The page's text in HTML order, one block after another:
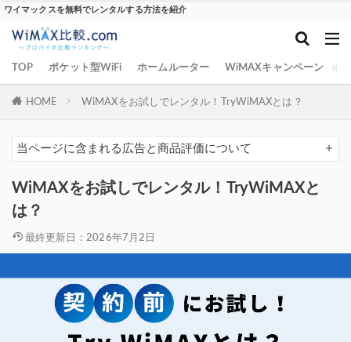
ワイマックスを無料でレンタルする方法を紹介
TOP ポケット型WiFi ホームルーター WiMAXキャンペーン
HOME WiMAXをお試しでレンタル！TryWiMAXとは？
当ページに含まれる広告と商品評価について
WiMAXをお試しでレンタル！TryWiMAXと
は？
最終更新日：2026年7月2日